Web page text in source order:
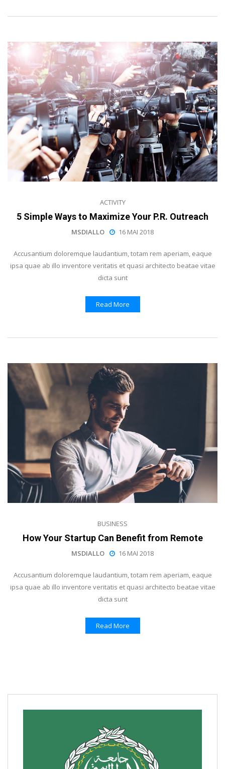
ACTIVITY
5 Simple Ways to Maximize Your P.R. Outreach
MSDIALLO 16 MAI 2018
Accusantium doloremque laudantium, totam rem aperiam, eaque
ipsa quae ab illo inventore veritatis et quasi architecto beatae vitae
dicta sunt
Read More
BUSINESS
How Your Startup Can Benefit from Remote
MSDIALLO 16 MAI 2018
Accusantium doloremque laudantium, totam rem aperiam, eaque
ipsa quae ab illo inventore veritatis et quasi architecto beatae vitae
dicta sunt
Read More